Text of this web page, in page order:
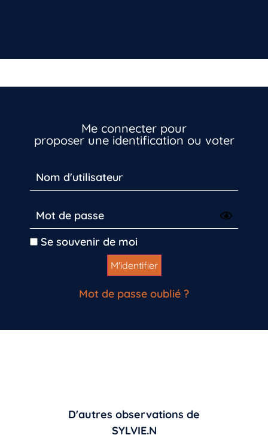
Me connecter pour
proposer une identification ou voter
Se souvenir de moi
Mot de passe oublié ?
D'autres observations de
SYLVIE.N